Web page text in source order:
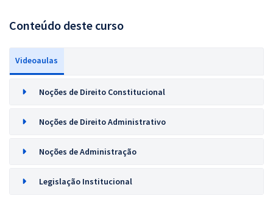
Conteúdo deste curso
Videoaulas
Noções de Direito Constitucional
Noções de Direito Administrativo
Noções de Administração
Legislação Institucional